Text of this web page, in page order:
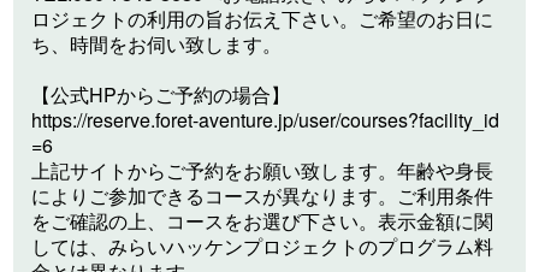
ロジェクトの利用の旨お伝え下さい。ご希望のお日に
ち、時間をお伺い致します。
【公式HPからご予約の場合】
https://reserve.foret-aventure.jp/user/courses?facility_id
=6
上記サイトからご予約をお願い致します。年齢や身長
によりご参加できるコースが異なります。ご利用条件
をご確認の上、コースをお選び下さい。表示金額に関
しては、みらいハッケンプロジェクトのプログラム料